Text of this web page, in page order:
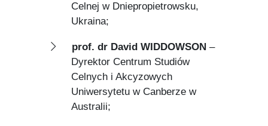
Celnej w Dniepropietrowsku,
Ukraina;
prof. dr David WIDDOWSON –
Dyrektor Centrum Studiów
Celnych i Akcyzowych
Uniwersytetu w Canberze w
Australii;